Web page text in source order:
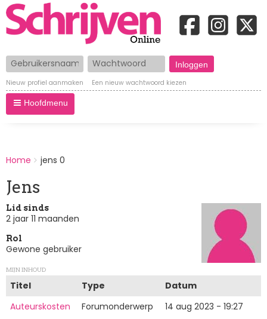
Gebruikersnaam Wachtwoord
Nieuw profiel aanmaken Een nieuw wachtwoord kiezen
Hoofdmenu
BREADCRUMBS
You
here:
Home jens 0
Jens
Lid sinds
2 jaar 11 maanden
Rol
Gewone gebruiker
MIJN INHOUD
Titel Type
Datum
Auteurskosten
Forumonderwerp 14 aug 2023 - 19:27